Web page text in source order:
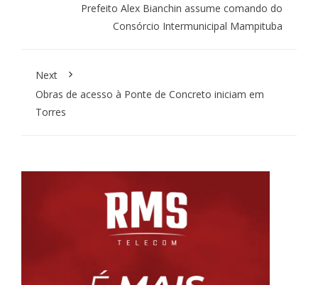
Prefeito Alex Bianchin assume comando do
Consórcio Intermunicipal Mampituba
Next
Obras de acesso à Ponte de Concreto iniciam em
Torres